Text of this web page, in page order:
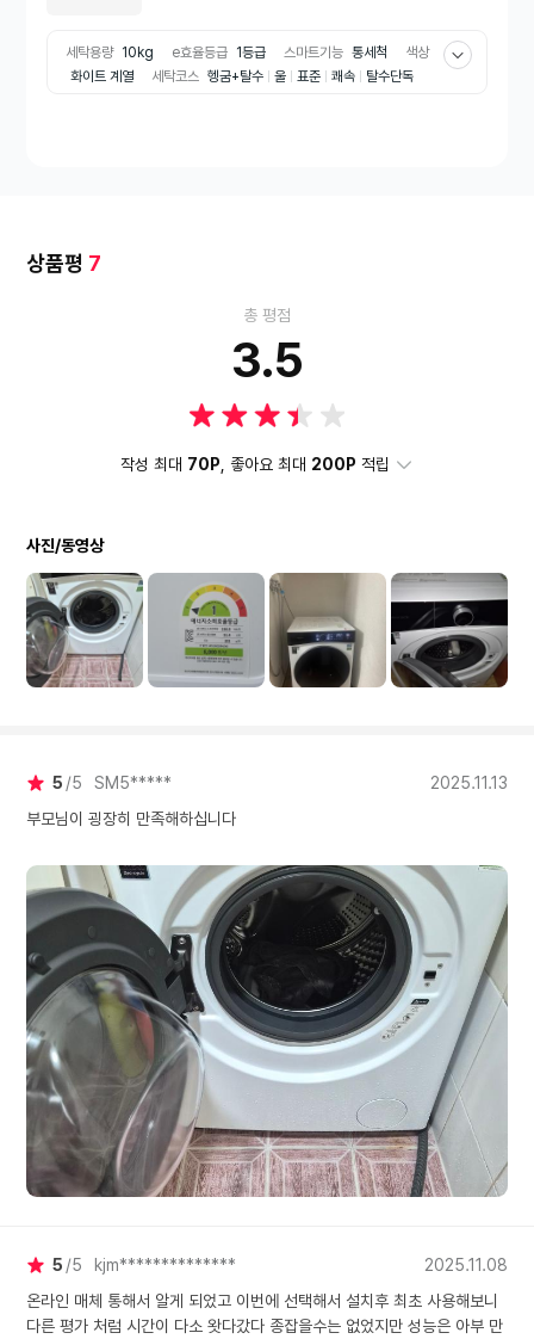
세탁용량 10kg e효율등급 1등급 스마트기능 통세척
색상
화이트 계열
세탁코스 헹굼+탈수 울 표준 쾌속
탈수단독
상품평 7
총 평점
3.5
작성 최대 70P , 좋아요 최대 200P 적립
사진/동영상
5 5 SM5*****
2025.11.13
부모님이 굉장히 만족해하십니다
5 5 kjm**************
2025.11.08
온라인 매체 통해서 알게 되었고 이번에 선택해서 설치후 최초 사용해보니
다른 평가 처럼 시간이 다소 왓다갔다 종잡을수는 없었지만 성능은 아부 만